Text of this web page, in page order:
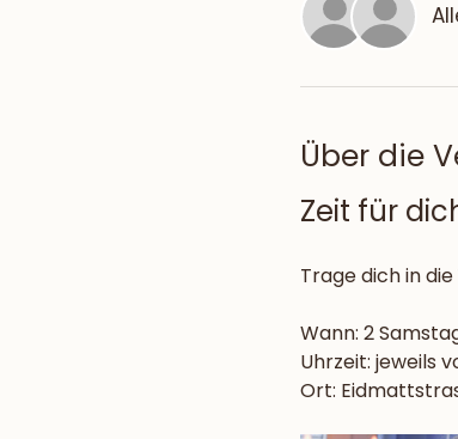
Über die
Zeit für
Trage dich in
Wann: 2
Uhrzeit: jeweils
Ort: